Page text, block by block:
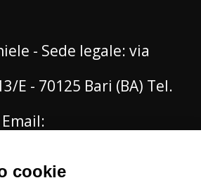
- Sede legale: via
E - 70125 Bari (BA) Tel.